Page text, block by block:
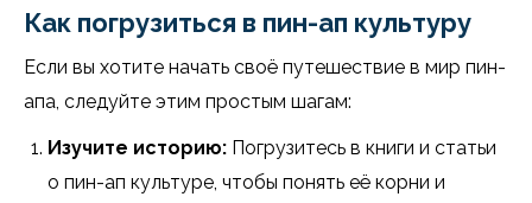
Как погрузиться в пин-ап культуру
Если вы хотите начать своё путешествие в мир пин-
апа, следуйте этим простым шагам:
Изучите историю: Погрузитесь в книги и статьи
о пин-ап культуре, чтобы понять её корни и